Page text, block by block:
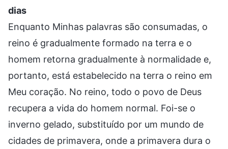
dias
Enquanto Minhas palavras são consumadas, o
reino é gradualmente formado na terra e o
homem retorna gradualmente à normalidade e,
portanto, está estabelecido na terra o reino em
Meu coração. No reino, todo o povo de Deus
recupera a vida do homem normal. Foi-se o
inverno gelado, substituído por um mundo de
cidades de primavera, onde a primavera dura o